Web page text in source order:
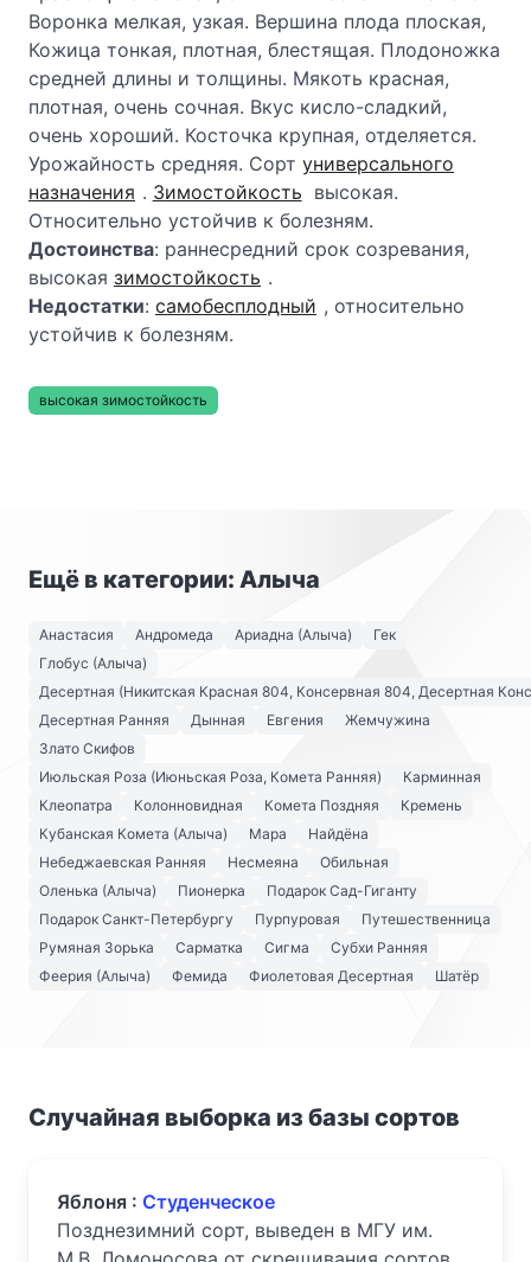
Воронка мелкая, узкая. Вершина плода плоская,
Кожица тонкая, плотная, блестящая. Плодоножка
средней длины и толщины. Мякоть красная,
плотная, очень сочная. Вкус кисло-сладкий,
очень хороший. Косточка крупная, отделяется.
Урожайность средняя. Сорт универсального
назначения . Зимостойкость высокая.
Относительно устойчив к болезням.
Достоинства: раннесредний срок созревания,
высокая зимостойкость .
Недостатки: самобесплодный , относительно
устойчив к болезням.
высокая зимостойкость
Ещё в категории: Алыча
Анастасия Андромеда Ариадна (Алыча)
Гек
Глобус (Алыча)
Десертная (Никитская Красная 804, Консервная 804, Десертная
Десертная Ранняя
Дынная Евгения
Жемчужина
Злато Скифов
Июльская Роза (Июньская Роза, Комета Ранняя)
Карминная
Клеопатра
Колонновидная Комета Поздняя
Кремень
Кубанская Комета (Алыча)
Мара
Найдёна
Небеджаевская Ранняя
Несмеяна
Обильная
Оленька (Алыча)
Пионерка
Подарок Сад-Гиганту
Подарок Санкт-Петербургу
Пурпуровая
Путешественница
Румяная Зорька
Сарматка Сигма
Субхи Ранняя
Феерия (Алыча)
Фемида Фиолетовая Десертная Шатёр
Случайная выборка из базы сортов
Яблоня : Студенческое
Позднезимний сорт, выведен в МГУ им.